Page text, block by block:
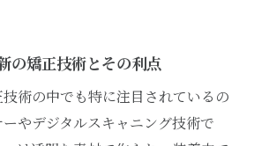
の矯正技術とその利点
術の中でも特に注目されているの
やデジタルスキャニング技術で